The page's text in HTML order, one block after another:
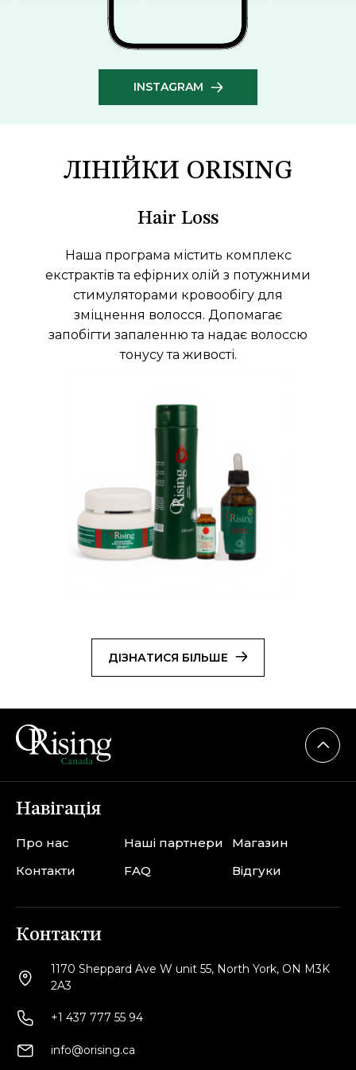
INSTAGRAM
ЛІНІЙКИ ORISING
Hair Loss
Наша програма містить комплекс
екстрактів та ефірних олій з потужними
стимуляторами кровообігу для
зміцнення волосся. Допомагає
запобігти запаленню та надає волоссю
тонусу та живості.
ДІЗНАТИСЯ БІЛЬШЕ
Навігація
Про нас Наші партнери
Магазин
Контакти
FAQ Відгуки
Контакти
1170 Sheppard Ave W unit 55, North York, ON M3K
2A3
+1 437 777 55 94
info@orising.ca